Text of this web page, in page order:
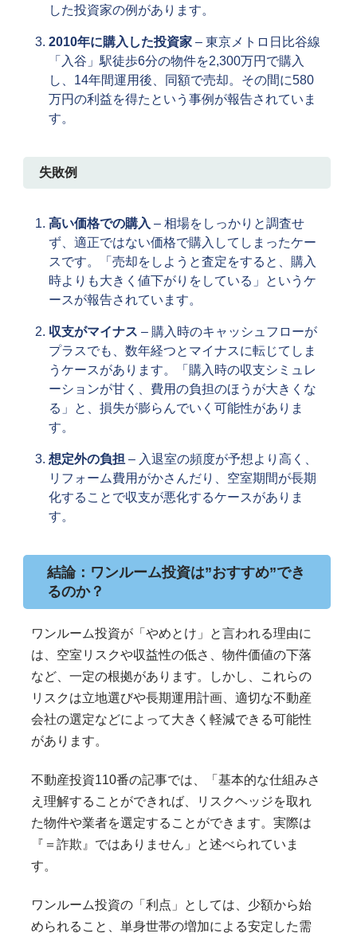
した投資家の例があります。
2010年に購入した投資家– 東京メトロ日比谷線
「入谷」駅徒歩6分の物件を2,300万円で購入
し、14年間運用後、同額で売却。その間に580
万円の利益を得たという事例が報告されていま
す。
失敗例
高い価格での購入 – 相場をしっかりと調査せ
ず、適正ではない価格で購入してしまったケー
スです。「売却をしようと査定をすると、購入
時よりも大きく値下がりをしている」というケ
ースが報告されています。
収支がマイナス – 購入時のキャッシュフローが
プラスでも、数年経つとマイナスに転じてしま
うケースがあります。「購入時の収支シミュレ
ーションが甘く、費用の負担のほうが大きくな
る」と、損失が膨らんでいく可能性がありま
す。
想定外の負担 – 入退室の頻度が予想より高く、
リフォーム費用がかさんだり、空室期間が長期
化することで収支が悪化するケースがありま
す。
結論：ワンルーム投資は”おすすめ”でき
るのか？
ワンルーム投資が「やめとけ」と言われる理由に
は、空室リスクや収益性の低さ、物件価値の下落
など、一定の根拠があります。しかし、これらの
リスクは立地選びや長期運用計画、適切な不動産
会社の選定などによって大きく軽減できる可能性
があります。
不動産投資110番の記事では、「基本的な仕組みさ
え理解することができれば、リスクヘッジを取れ
た物件や業者を選定することができます。実際は
『＝詐欺』ではありません」と述べられていま
す。
ワンルーム投資の「利点」としては、少額から始
められること、単身世帯の増加による安定した需